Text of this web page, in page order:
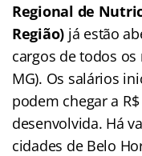
Regional de
Região) já estão
cargos de todos os
MG). Os salários
podem chegar a
desenvolvida. Há
cidades de Belo